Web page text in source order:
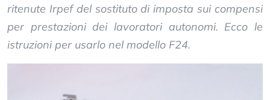
ritenute Irpef del sostituto di imposta sui compensi
per prestazioni dei lavoratori autonomi. Ecco le
istruzioni per usarlo nel modello F24.